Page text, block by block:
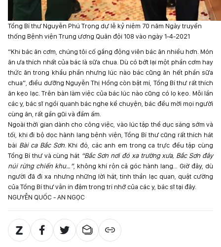
Tổng Bí thư Nguyễn Phú Trọng dự lễ kỷ niệm 70 năm Ngày truyền
thống Bệnh viện Trung ương Quân đội 108 vào ngày 1-4-2021
“Khi bác ăn cơm, chúng tôi cố gắng động viên bác ăn nhiều hơn. Món
ăn ưa thích nhất của bác là sữa chua. Dù có bớt lại một phần cơm hay
thức ăn trong khẩu phần nhưng lúc nào bác cũng ăn hết phần sữa
chua”, điều dưỡng Nguyễn Thị Hồng còn bật mí, Tổng Bí thư rất thích
ăn kẹo lạc. Trên bàn làm việc của bác lúc nào cũng có lọ kẹo. Mỗi lần
các y, bác sĩ ngồi quanh bác nghe kể chuyện, bác đều mời mọi người
cùng ăn, rất gần gũi và đầm ấm.
Ngoài thời gian dành cho công việc, vào lúc tập thể dục sáng sớm và
tối, khi đi bộ dọc hành lang bệnh viện, Tổng Bí thư cũng rất thích hát
bài Bài ca Bắc Sơn. Khi đó, các anh em trong ca trực đều tập cùng
Tổng Bí thư và cùng hát “Bắc Sơn nơi đó xa trường xưa, Bắc Sơn đây
núi rừng chiến khu…”, không khí rộn cả góc hành lang… Giờ đây, dù
người đã đi xa nhưng những lời hát, tinh thần lạc quan, quật cường
của Tổng Bí thư vẫn in đậm trong trí nhớ của các y, bác sĩ tại đây.
NGUYỄN QUỐC - AN NGỌC